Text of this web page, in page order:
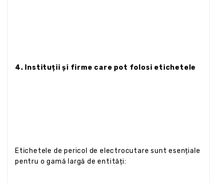
4. Instituții și firme care pot folosi etichetele
Etichetele de pericol de electrocutare sunt esențiale
pentru o gamă largă de entități: